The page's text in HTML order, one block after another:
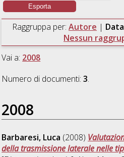
Raggruppa per: Autore |
Nessun
Vai a: 2008
Numero di documenti:3.
2008
Barbaresi, Luca (2008)
della trasmissione laterale nelle